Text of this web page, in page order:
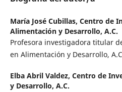
María José Cubillas, Centro de
Alimentación y Desarrollo, A.C.
Profesora investigadora titular
en Alimentación y Desarrollo,
Elba Abril Valdez, Centro de
y Desarrollo, A.C.